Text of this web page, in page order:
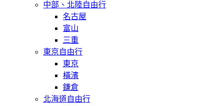
中部、北陸自由行
名古屋
富山
三重
東京自由行
東京
橫濱
鎌倉
北海道自由行